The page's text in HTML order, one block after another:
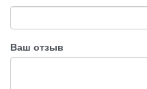
Ваш отзыв